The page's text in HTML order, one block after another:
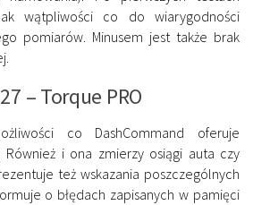
wątpliwości co do wiarygodności
pomiarów. Minusem jest także brak
– Torque PRO
co DashCommand oferuje
Również i ona zmierzy osiągi auta czy
też wskazania poszczególnych
o błędach zapisanych w pamięci